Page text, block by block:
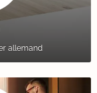
allemand